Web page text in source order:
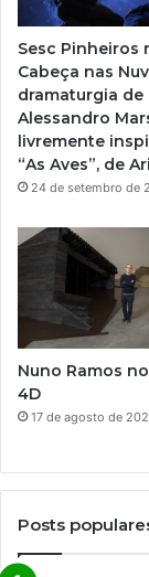
Sesc Pinheiros
Cabeça nas
dramaturgia de
Alessandro
livremente
“As Aves”, de
24 de setembro de
Nuno Ramos no
4D
17 de agosto de
Posts